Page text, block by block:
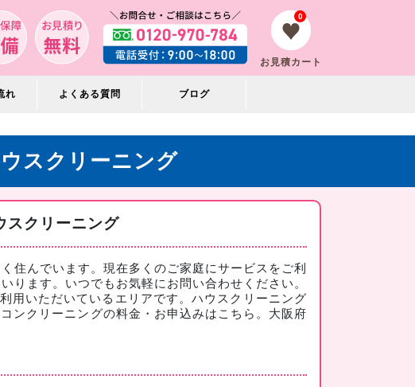
0
お見積カート
れ よくある質問 ブログ
スクリーニング
スクリーニング
住んでいます。現在多くのご家庭にサービスをご利
ります。いつでもお気軽にお問い合わせください。
用いただいているエリアです。ハウスクリーニング
ンクリーニングの料金・お申込みはこちら 。大阪府